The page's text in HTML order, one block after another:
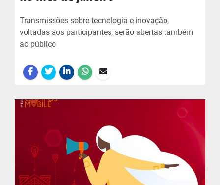
Transmissões sobre tecnologia e inovação,
voltadas aos participantes, serão abertas também
ao público